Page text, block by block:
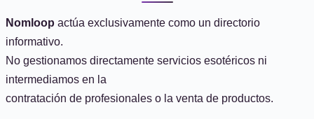
Nomloop actúa exclusivamente como un directorio
informativo.
No gestionamos directamente servicios esotéricos ni
intermediamos en la
contratación de profesionales o la venta de productos.